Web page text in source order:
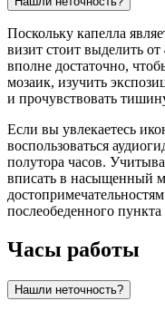
Поскольку капелла
визит стоит выделить от
вполне достаточно,
мозаик, изучить
и прочувствовать
Если вы увлекаетесь
воспользоваться
полутора часов.
вписать в насыщенный
послеобеденного
Часы работы
Нашли неточность?